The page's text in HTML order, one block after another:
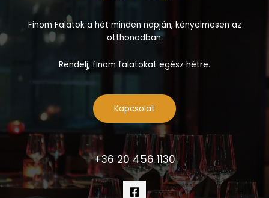
Finom Falatok a hét minden napján, kényelmesen az
otthonodban.
Rendelj, finom falatokat egész hétre.
Kapcsolat
+36 20 456 1130